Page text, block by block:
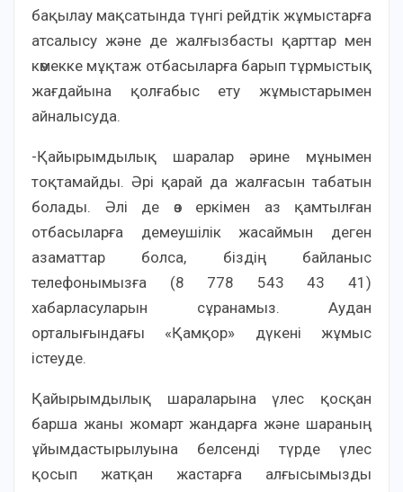
бақылау мақсатында түнгі рейдтік жұмыстарға
атсалысу және де жалғызбасты қарттар мен
көмекке мұқтаж отбасыларға барып тұрмыстық
жағдайына қолғабыс ету жұмыстарымен
айналысуда.
-Қайырымдылық шаралар әрине мұнымен
тоқтамайды. Әрі қарай да жалғасын табатын
болады. Әлі де өз еркімен аз қамтылған
отбасыларға демеушілік жасаймын деген
азаматтар болса, біздің байланыс
телефонымызға (8 778 543 43 41)
хабарласуларын сұранамыз. Аудан
орталығындағы «Қамқор» дүкені жұмыс
істеуде.
Қайырымдылық шараларына үлес қосқан
барша жаны жомарт жандарға және шараның
ұйымдастырылуына белсенді түрде үлес
қосып жатқан жастарға алғысымызды